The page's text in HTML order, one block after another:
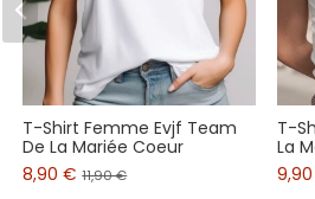
T-Shirt Femme Evjf Team
De La Mariée Coeur
8,90 €11,90 €
T-
La